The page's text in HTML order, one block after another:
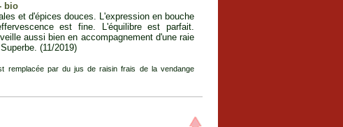
bio
et d'épices douces. L'expression en bouche
est fine. L'équilibre est parfait.
aussi bien en accompagnement d'une raie
(11/2019)
remplacée par du jus de raisin frais de la vendange